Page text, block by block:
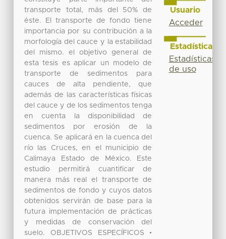
transporte total, más del 50% de
éste. El transporte de fondo tiene
importancia por su contribución a la
morfología del cauce y la estabilidad
del mismo. el objetivo general de
esta tesis es aplicar un modelo de
transporte de sedimentos para
cauces de alta pendiente, que
además de las características físicas
del cauce y de los sedimentos tenga
en cuenta la disponibilidad de
sedimentos por erosión de la
cuenca. Se aplicará en la cuenca del
río las Cruces, en el municipio de
Calimaya Estado de México. Este
estudio permitirá cuantificar de
manera más real el transporte de
sedimentos de fondo y cuyos datos
obtenidos servirán de base para la
futura implementación de prácticas
y medidas de conservación del
suelo. OBJETIVOS ESPECÍFICOS •
Usuario
Acceder
Estadísticas
Estadísticas
de uso